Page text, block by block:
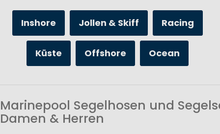
Inshore Jollen & Skiff Racing
Küste Offshore Ocean
Marinepool Segelhosen und
Damen & Herren